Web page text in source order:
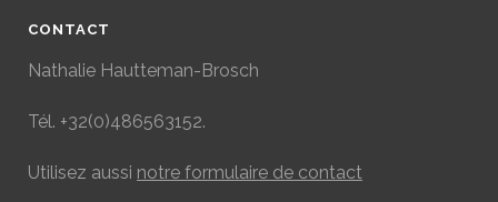
CONTACT
Nathalie Hautteman-Brosch
Tél. +32(0)486563152.
Utilisez aussi notre formulaire de contact